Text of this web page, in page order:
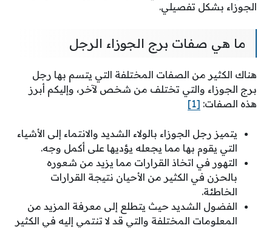
الجوزاء بشكل تفصيلي.
ما هي صفات برج الجوزاء الرجل
هناك الكثير من الصفات المختلفة التي يتسم بها رجل
برج الجوزاء والتي تختلف من شخص لآخر، وإليكم أبرز
هذه الصفات: [1]
يتميز رجل الجوزاء بالولاء الشديد والانتماء إلى الأشياء
التي يقوم بها مما يجعله يؤديها على أكمل وجه.
التهور في اتخاذ القرارات مما يزيد من شعوره
بالحزن في الكثير من الأحيان نتيجة القرارات
الخاطئة.
الفضول الشديد حيث يتطلع إلى معرفة المزيد من
المعلومات المختلفة والتي قد لا تنتمي إليه في الكثير